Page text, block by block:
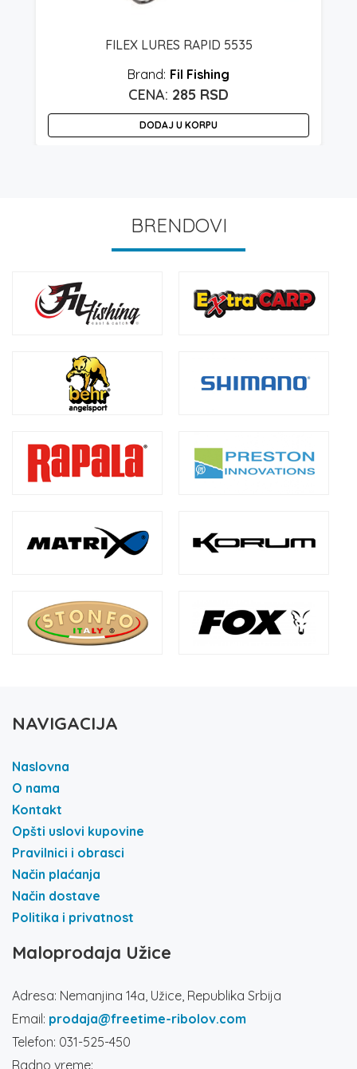
FILEX LURES RAPID 5535
Fil Fishing
285 RSD
DODAJ U KORPU
BRENDOVI
NAVIGACIJA
Naslovna
O nama
Kontakt
Opšti uslovi kupovine
Pravilnici i obrasci
Način plaćanja
Način dostave
Politika i privatnost
Maloprodaja Užice
Adresa: Nemanjina 14a, Užice, Republika Srbija
Email: prodaja@freetime-ribolov.com
Telefon: 031-525-450
Radno vreme: